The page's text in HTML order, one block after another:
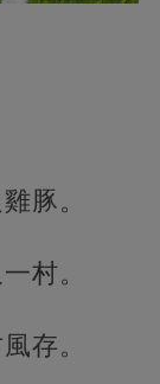
豚。
村。
存。